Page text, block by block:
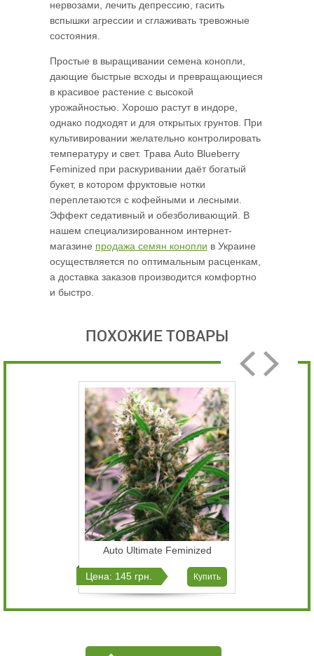
нервозами, лечить депрессию, гасить
вспышки агрессии и сглаживать тревожные
состояния.
Простые в выращивании семена конопли,
дающие быстрые всходы и превращающиеся
в красивое растение с высокой
урожайностью. Хорошо растут в индоре,
однако подходят и для открытых грунтов. При
культивировании желательно контролировать
температуру и свет. Трава Auto Blueberry
Feminized при раскуривании даёт богатый
букет, в котором фруктовые нотки
переплетаются с кофейными и лесными.
Эффект седативный и обезболивающий. В
нашем специализированном интернет-
магазине продажа семян конопли в Украине
осуществляется по оптимальным расценкам,
а доставка заказов производится комфортно
и быстро.
ПОХОЖИЕ ТОВАРЫ
Auto Ultimate Feminized
Цена: 145 грн. Купить